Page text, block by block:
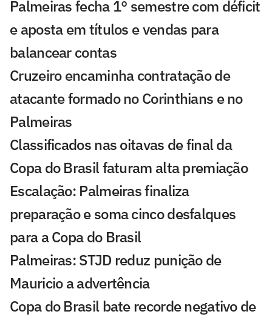
Palmeiras fecha 1° semestre com déficit
e aposta em títulos e vendas para
balancear contas
Cruzeiro encaminha contratação de
atacante formado no Corinthians e no
Palmeiras
Classificados nas oitavas de final da
Copa do Brasil faturam alta premiação
Escalação: Palmeiras finaliza
preparação e soma cinco desfalques
para a Copa do Brasil
Palmeiras: STJD reduz punição de
Mauricio a advertência
Copa do Brasil bate recorde negativo de